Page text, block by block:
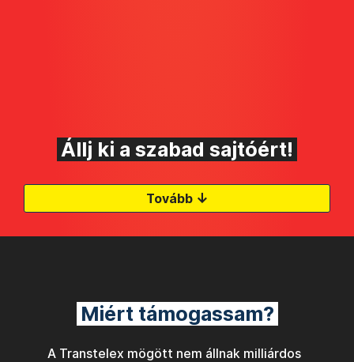
Állj ki a szabad sajtóért!
Tovább ↓
Miért támogassam?
A Transtelex mögött nem állnak milliárdos